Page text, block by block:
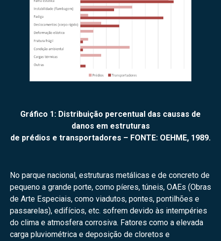
Gráfico 1: Distribuição percentual das causas de
danos em estruturas
de prédios e transportadores – FONTE: OEHME, 1989.
No parque nacional, estruturas metálicas e de concreto de
pequeno a grande porte, como píeres, túneis, OAEs (Obras
de Arte Especiais, como viadutos, pontes, pontilhões e
passarelas), edifícios, etc. sofrem devido às intempéries
do clima e atmosfera corrosiva. Fatores como a elevada
carga pluviométrica e deposição de cloretos e